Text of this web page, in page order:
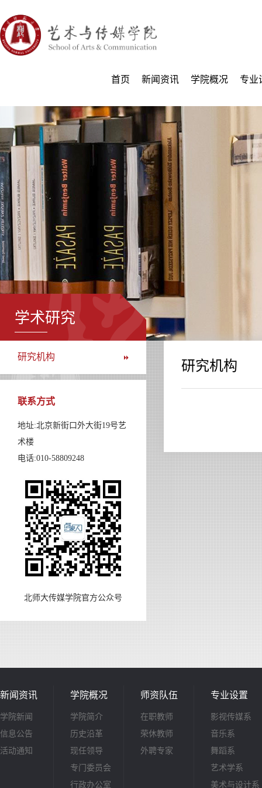
首页 新闻资讯 学院概况 专业
学术研究
研究机构
联系方式
地址:北京新街口外大街19号艺
术楼
电话:010-58809248
北师大传媒学院官方公众号
研究机构
新闻资讯
学院新闻
信息公告
活动通知
学院概况
学院简介
历史沿革
现任领导
专门委员会
行政办公室
师资队伍
在职教师
荣休教师
外聘专家
专业设置
影视传媒系
音乐系
舞蹈系
艺术学系
美术与设计系